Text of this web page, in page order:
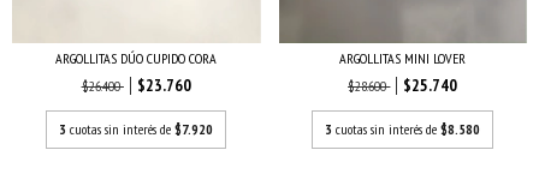
ARGOLLITAS DÚO CUPIDO CORA
$26.400
$23.760
3 cuotas sin interés de$7.920
ARGOLLITAS MINI LOVER
$28.600
$25.740
3 cuotas sin interés de$8.580